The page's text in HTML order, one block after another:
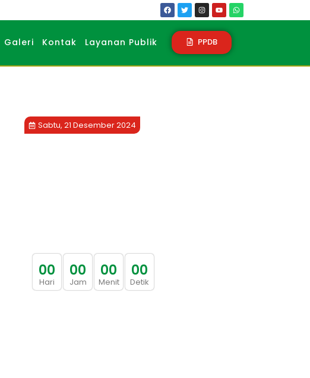
Galeri Kontak Layanan Publik PPDB
Sabtu, 21 Desember 2024
00
Hari
00
Jam
00
Menit
00
Detik